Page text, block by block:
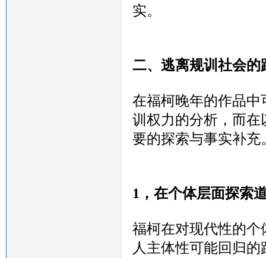
实。
二、 逃离规训社会的
在福柯晚年的作品
训权力的分析，而
要的探索与事实补充
1，在个体层面探索
福柯在对现代性的
人主体性可能回归